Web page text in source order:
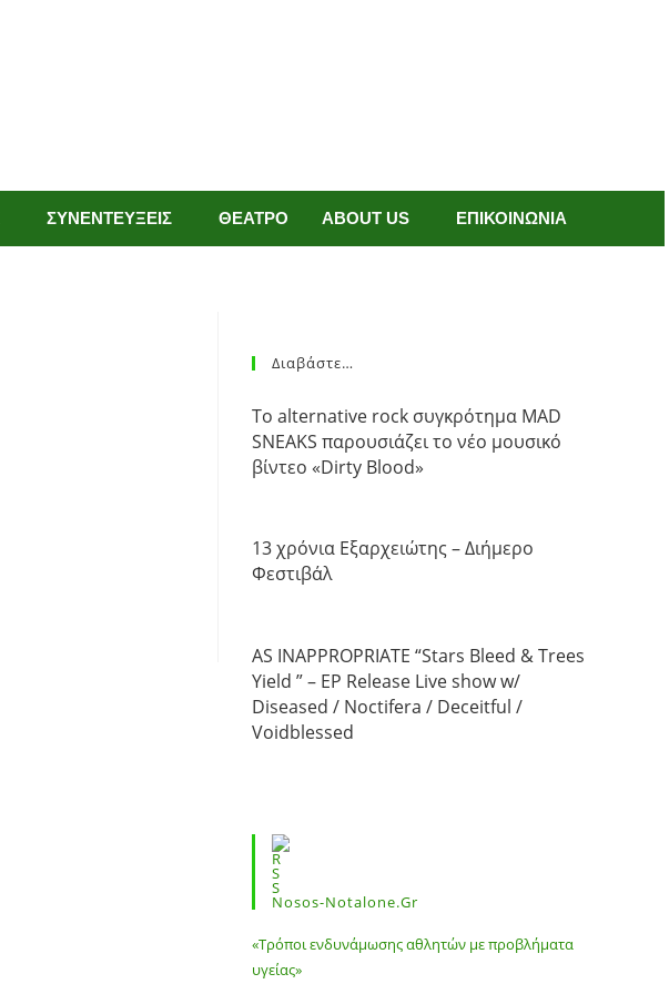
ΣΥΝΕΝΤΕΥΞΕΙΣ ΘΕΑΤΡΟ ABOUT US ΕΠΙΚΟΙΝΩΝΙΑ
Διαβάστε…
Το alternative rock συγκρότημα MAD
SNEAKS παρουσιάζει το νέο μουσικό
βίντεο «Dirty Blood»
13 χρόνια Εξαρχειώτης – Διήμερο
Φεστιβάλ
AS INAPPROPRIATE “Stars Bleed & Trees
Yield ” – EP Release Live show w/
Diseased / Noctifera / Deceitful /
Voidblessed
Nosos-Notalone.gr
«Τρόποι ενδυνάμωσης αθλητών με προβλήματα
υγείας»